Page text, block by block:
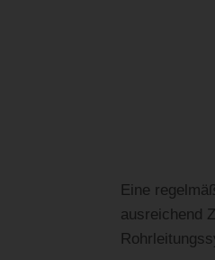
Eine
ausreichend